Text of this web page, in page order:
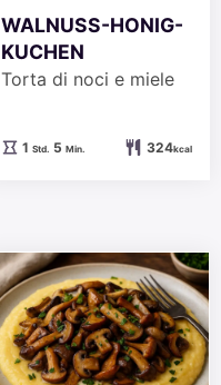
WALNUSS-HONIG-
KUCHEN
Torta di noci e miele
1Stunde
Std. 5Minuten
Min. 324kcal